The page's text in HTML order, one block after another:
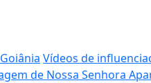
Vídeos de
de Nossa Senhora